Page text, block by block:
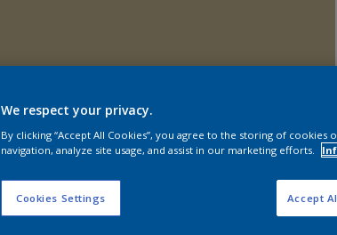
We respect your privacy.
By clicking “Accept All Cookies”, you agree to the storing of cookies
navigation, analyze site usage, and assist in our marketing efforts.
Cookies Settings Accept